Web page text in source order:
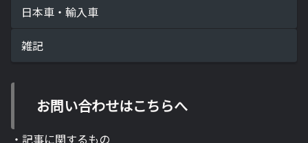
日本車・輸入車
雑記
お問い合わせはこちらへ
・記事に関するもの